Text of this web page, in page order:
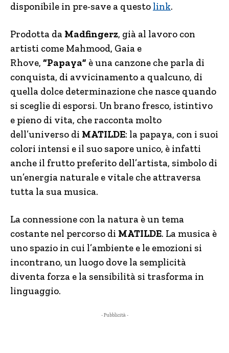
disponibile in pre-save a questo link.
Prodotta da Madfingerz, già al lavoro con
artisti come Mahmood, Gaia e
Rhove, “Papaya” è una canzone che parla di
conquista, di avvicinamento a qualcuno, di
quella dolce determinazione che nasce quando
si sceglie di esporsi. Un brano fresco, istintivo
e pieno di vita, che racconta molto
dell’universo di MATILDE: la papaya, con i suoi
colori intensi e il suo sapore unico, è infatti
anche il frutto preferito dell’artista, simbolo di
un’energia naturale e vitale che attraversa
tutta la sua musica.
La connessione con la natura è un tema
costante nel percorso di MATILDE. La musica è
uno spazio in cui l’ambiente e le emozioni si
incontrano, un luogo dove la semplicità
diventa forza e la sensibilità si trasforma in
linguaggio.
- Pubblicità -